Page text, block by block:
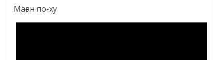
Маған по-ху